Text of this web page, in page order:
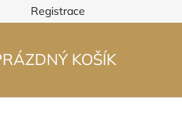
Registrace
KOŠÍK